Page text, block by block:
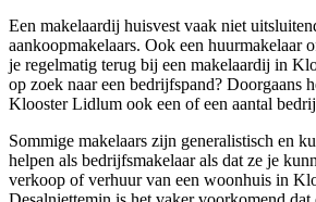
Een makelaardij huisvest vaak niet
aankoopmakelaars. Ook een huurmakelaar
je regelmatig terug bij een makelaardij in
op zoek naar een bedrijfspand? Doorgaans
Klooster Lidlum ook een of een aantal
Sommige makelaars zijn generalistisch en
helpen als bedrijfsmakelaar als dat ze je
verkoop of verhuur van een woonhuis in